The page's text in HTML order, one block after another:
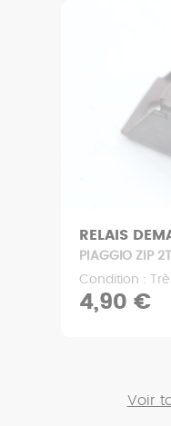
RELAIS
PIAGGIO ZIP
Condition :
4,90 €
Voir